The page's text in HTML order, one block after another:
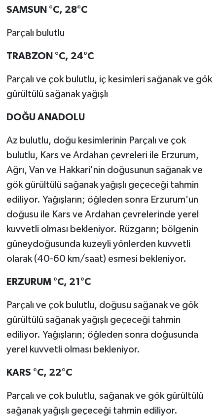
SAMSUN °C, 28°C
Parçalı bulutlu
TRABZON °C, 24°C
Parçalı ve çok bulutlu, iç kesimleri sağanak ve gök
gürültülü sağanak yağışlı
DOĞU ANADOLU
Az bulutlu, doğu kesimlerinin Parçalı ve çok
bulutlu, Kars ve Ardahan çevreleri ile Erzurum,
Ağrı, Van ve Hakkari'nin doğusunun sağanak ve
gök gürültülü sağanak yağışlı geçeceği tahmin
ediliyor. Yağışların; öğleden sonra Erzurum'un
doğusu ile Kars ve Ardahan çevrelerinde yerel
kuvvetli olması bekleniyor. Rüzgarın; bölgenin
güneydoğusunda kuzeyli yönlerden kuvvetli
olarak (40-60 km/saat) esmesi bekleniyor.
ERZURUM °C, 21°C
Parçalı ve çok bulutlu, doğusu sağanak ve gök
gürültülü sağanak yağışlı geçeceği tahmin
ediliyor. Yağışların; öğleden sonra doğusunda
yerel kuvvetli olması bekleniyor.
KARS °C, 22°C
Parçalı ve çok bulutlu, sağanak ve gök gürültülü
sağanak yağışlı geçeceği tahmin ediliyor.